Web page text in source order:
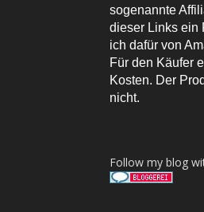
sogenannte
dieser Links ein
ich dafür von
Für den Käufer
Kosten. Der
nicht.
Follow my blog